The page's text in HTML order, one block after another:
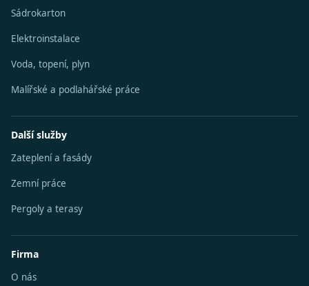
Sádrokarton
Elektroinstalace
Voda, topení, plyn
Malířské a podlahářské práce
Další služby
Zateplení a fasády
Zemní práce
Pergoly a terasy
Firma
O nás